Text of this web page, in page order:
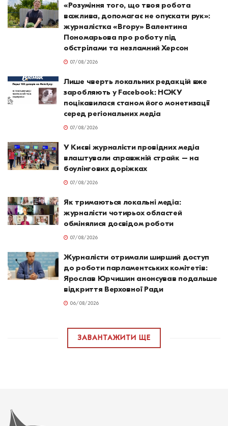
«Розуміння того, що твоя робота
важлива, допомагає не опускати рук»:
журналістка «Вгору» Валентина
Пономарьова про роботу під
обстрілами та незламний Херсон
07/08/2026
Лише чверть локальних редакцій вже
заробляють у Facebook: НСЖУ
поцікавилася станом його монетизації
серед регіональних медіа
07/08/2026
У Києві журналісти провідних медіа
влаштували справжній страйк – на
боулінгових доріжках
07/08/2026
Як тримаються локальні медіа:
журналісти чотирьох областей
обмінялися досвідом роботи
07/08/2026
Журналісти отримали ширший доступ
до роботи парламентських комітетів:
Ярослав Юрчишин анонсував подальше
відкриття Верховної Ради
06/08/2026
ЗАВАНТАЖИТИ ЩЕ